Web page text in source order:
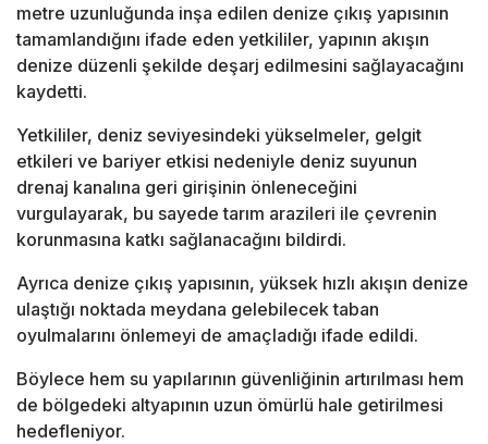
metre uzunluğunda inşa edilen denize çıkış yapısının
tamamlandığını ifade eden yetkililer, yapının akışın
denize düzenli şekilde deşarj edilmesini sağlayacağını
kaydetti.
Yetkililer, deniz seviyesindeki yükselmeler, gelgit
etkileri ve bariyer etkisi nedeniyle deniz suyunun
drenaj kanalına geri girişinin önleneceğini
vurgulayarak, bu sayede tarım arazileri ile çevrenin
korunmasına katkı sağlanacağını bildirdi.
Ayrıca denize çıkış yapısının, yüksek hızlı akışın denize
ulaştığı noktada meydana gelebilecek taban
oyulmalarını önlemeyi de amaçladığı ifade edildi.
Böylece hem su yapılarının güvenliğinin artırılması hem
de bölgedeki altyapının uzun ömürlü hale getirilmesi
hedefleniyor.